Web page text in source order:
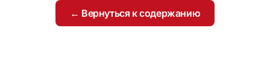
← Вернуться к содержанию